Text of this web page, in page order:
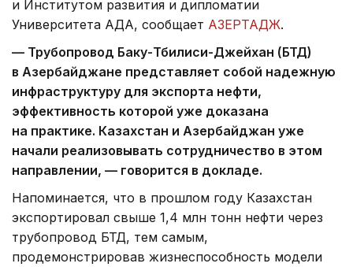
и Институтом развития и дипломатии
Университета АДА, сообщает АЗЕРТАДЖ.
— Трубопровод Баку-Тбилиси-Джейхан (БТД)
в Азербайджане представляет собой надежную
инфраструктуру для экспорта нефти,
эффективность которой уже доказана
на практике. Казахстан и Азербайджан уже
начали реализовывать сотрудничество в этом
направлении, — говорится в докладе.
Напоминается, что в прошлом году Казахстан
экспортировал свыше 1,4 млн тонн нефти через
трубопровод БТД, тем самым,
продемонстрировав жизнеспособность модели